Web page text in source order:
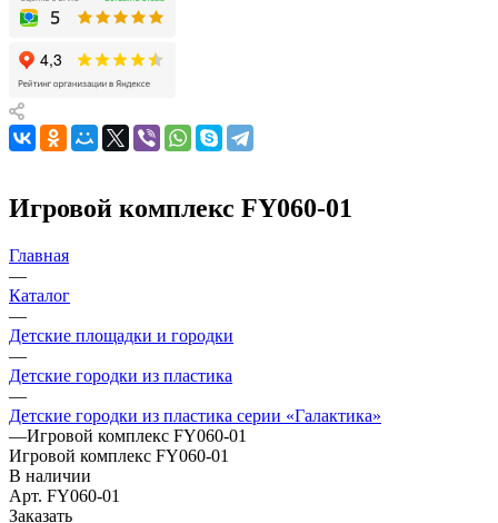
Игровой комплекс FY060-01
Главная
—
Каталог
—
Детские площадки и городки
—
Детские городки из пластика
—
Детские городки из пластика серии «Галактика»
—Игровой комплекс FY060-01
Игровой комплекс FY060-01
В наличии
Арт. FY060-01
Заказать